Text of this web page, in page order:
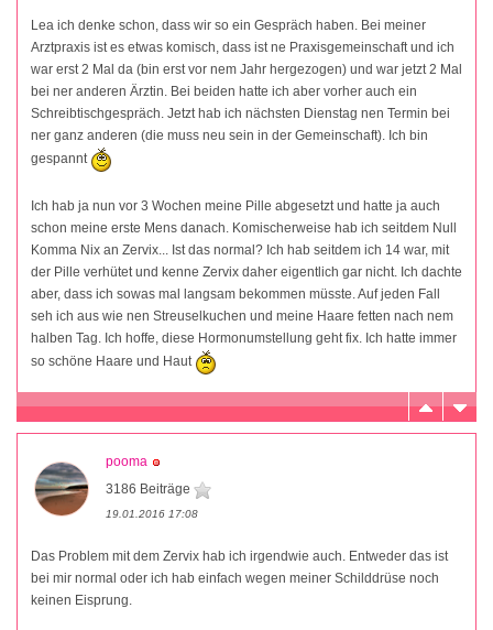
Lea ich denke schon, dass wir so ein Gespräch haben. Bei meiner
Arztpraxis ist es etwas komisch, dass ist ne Praxisgemeinschaft und ich
war erst 2 Mal da (bin erst vor nem Jahr hergezogen) und war jetzt 2 Mal
bei ner anderen Ärztin. Bei beiden hatte ich aber vorher auch ein
Schreibtischgespräch. Jetzt hab ich nächsten Dienstag nen Termin bei
ner ganz anderen (die muss neu sein in der Gemeinschaft). Ich bin
gespannt
Ich hab ja nun vor 3 Wochen meine Pille abgesetzt und hatte ja auch
schon meine erste Mens danach. Komischerweise hab ich seitdem Null
Komma Nix an Zervix... Ist das normal? Ich hab seitdem ich 14 war, mit
der Pille verhütet und kenne Zervix daher eigentlich gar nicht. Ich dachte
aber, dass ich sowas mal langsam bekommen müsste. Auf jeden Fall
seh ich aus wie nen Streuselkuchen und meine Haare fetten nach nem
halben Tag. Ich hoffe, diese Hormonumstellung geht fix. Ich hatte immer
so schöne Haare und Haut
pooma
3186 Beiträge
19.01.2016 17:08
Das Problem mit dem Zervix hab ich irgendwie auch. Entweder das ist
bei mir normal oder ich hab einfach wegen meiner Schilddrüse noch
keinen Eisprung.